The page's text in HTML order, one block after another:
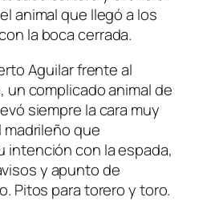
animal que llegó a los
la boca cerrada.
Aguilar frente al
un complicado animal de
siempre la cara muy
madrileño que
intención con la espada,
y apunto de
Pitos para torero y toro.